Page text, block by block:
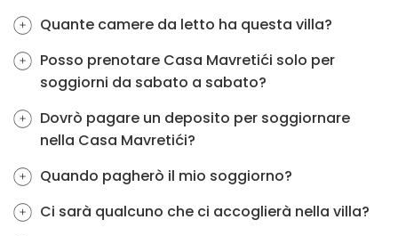
Quante camere da letto ha questa villa?
Posso prenotare Casa Mavretići solo per
soggiorni da sabato a sabato?
Dovrò pagare un deposito per soggiornare
nella Casa Mavretići?
Quando pagherò il mio soggiorno?
Ci sarà qualcuno che ci accoglierà nella villa?